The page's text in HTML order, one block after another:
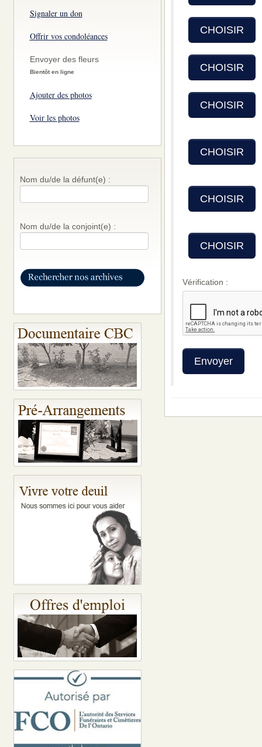
Signaler un don
Offrir vos condoléances
Envoyer des fleurs
Bientôt en ligne
Ajouter des photos
Voir les photos
Nom du/de la défunt(e) :
Nom du/de la conjoint(e) :
CHOISIR
CHOISIR
CHOISIR
CHOISIR
CHOISIR
CHOISIR
Vérification :